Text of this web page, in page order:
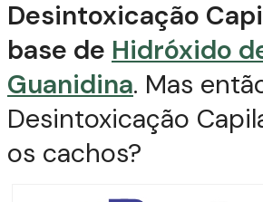
Desintoxicação
base de Hidróxido
Guanidina. Mas
Desintoxicação
os cachos?